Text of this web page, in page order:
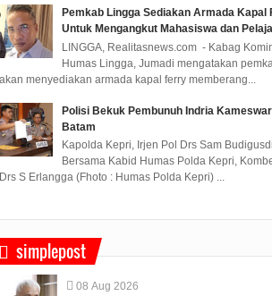
Jadi Titik Temu Jejaring
Global dan Investasi
Maritim
Realitasnews.com
BP Batam yang
Deputi Bidang
...
Pemkab Lingga Sediakan Armada Kapal
Untuk Mengangkut Mahasiswa dan
LINGGA, Realitasnews.com - Kabag
Humas Lingga, Jumadi mengatakan
akan menyediakan armada kapal ferry memberang...
Polisi Bekuk Pembunuh Indria
Batam
Kapolda Kepri, Irjen Pol Drs Sam
Bersama Kabid Humas Polda Kepri,
Drs S Erlangga (Fhoto : Humas Polda Kepri) ...
simplepost
08 Aug 2026